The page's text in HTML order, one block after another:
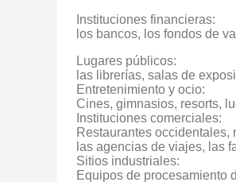
Instituciones financieras:
los bancos, los fondos de
Lugares públicos:
las librerías, salas de
Entretenimiento y ocio:
Cines, gimnasios, resorts,
Instituciones comerciales:
Restaurantes occidentales,
las agencias de viajes, las
Sitios industriales:
Equipos de procesamiento